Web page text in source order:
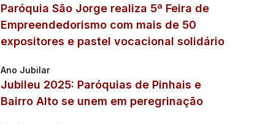
Paróquia São Jorge realiza 5ª Feira de
Empreendedorismo com mais de 50
expositores e pastel vocacional solidário
Ano Jubilar
Jubileu 2025: Paróquias de Pinhais e
Bairro Alto se unem em peregrinação